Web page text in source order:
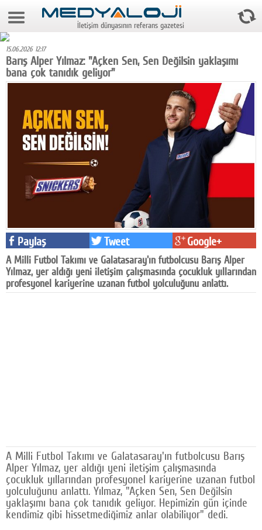
7 Ağustos 2026 4:46:42
Foto Galeri
Video Galeri
Medya
Reyting-tiraj
Teknoloji
Pr
Facebook
Künye
SOSYAL MEDYA
Facebook
Twitter
İletişim dünyasının referans gazetesi
15.06.2026 12:17
Barış Alper Yılmaz: "Açken Sen, Sen Değilsin yaklaşımı
bana çok tanıdık geliyor"
Paylaş Tweet Google+
A Milli Futbol Takımı ve Galatasaray'ın futbolcusu Barış Alper
Yılmaz, yer aldığı yeni iletişim çalışmasında çocukluk yıllarından
profesyonel kariyerine uzanan futbol yolculuğunu anlattı.
A Milli Futbol Takımı ve Galatasaray'ın futbolcusu Barış
Alper Yılmaz, yer aldığı yeni iletişim çalışmasında
çocukluk yıllarından profesyonel kariyerine uzanan futbol
yolculuğunu anlattı. Yılmaz, "Açken Sen, Sen Değilsin
yaklaşımı bana çok tanıdık geliyor. Hepimizin gün içinde
kendimiz gibi hissetmediğimiz anlar olabiliyor" dedi.